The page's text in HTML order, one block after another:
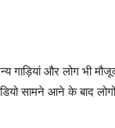
गाड़ियां और लोग भी
सामने आने के बाद